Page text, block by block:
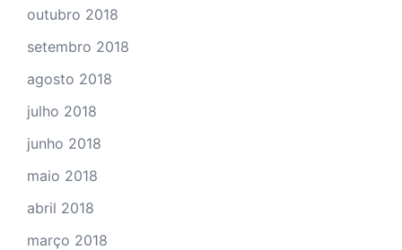
outubro 2018
setembro 2018
agosto 2018
julho 2018
junho 2018
maio 2018
abril 2018
março 2018